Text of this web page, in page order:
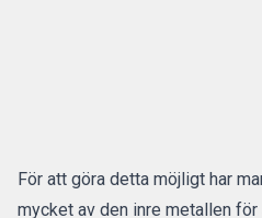
För att göra detta möjligt har
mycket av den inre metallen för